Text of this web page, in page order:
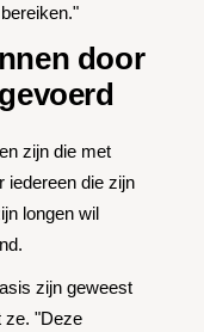
door
zijn die met
iedereen die zijn
longen wil
zijn geweest
ze. "Deze